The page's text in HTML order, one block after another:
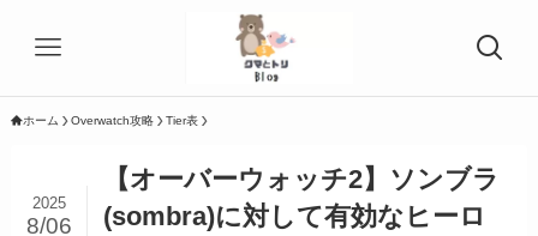
ホーム Overwatch攻略 Tier表
【オーバーウォッチ2】ソンブラ
(sombra)に対して有効なヒーロ
2025
8/06